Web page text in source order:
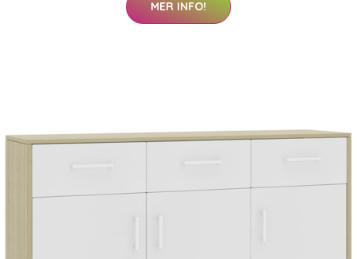
MER INFO!